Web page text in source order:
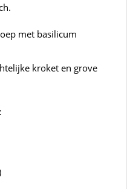
met basilicum
kroket en grove